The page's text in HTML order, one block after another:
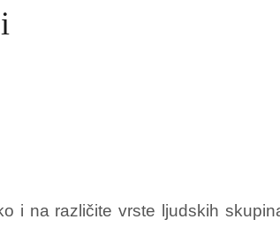
i na različite vrste ljudskih